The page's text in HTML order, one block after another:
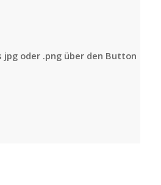
jpg oder .png über den Button